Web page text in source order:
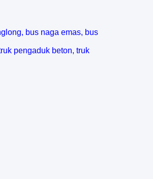
bus naga emas, bus
pengaduk beton, truk